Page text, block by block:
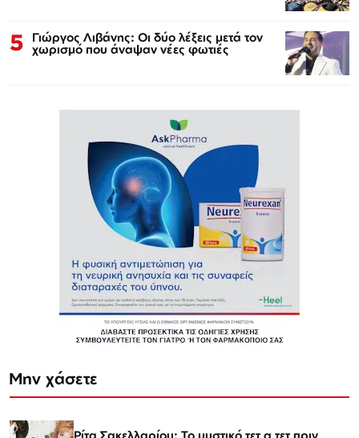
5 Γιώργος Λιβάνης: Οι δύο λέξεις μετά τον
χωρισμό που άναψαν νέες φωτιές
Μην χάσετε